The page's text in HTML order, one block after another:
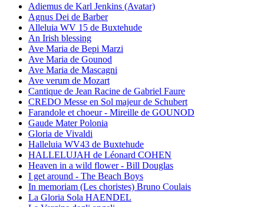
Adiemus de Karl Jenkins (Avatar)
Agnus Dei de Barber
Alleluia WV 15 de Buxtehude
An Irish blessing
Ave Maria de Bepi Marzi
Ave Maria de Gounod
Ave Maria de Mascagni
Ave verum de Mozart
Cantique de Jean Racine de Gabriel Faure
CREDO Messe en Sol majeur de Schubert
Farandole et choeur - Mireille de GOUNOD
Gaude Mater Polonia
Gloria de Vivaldi
Halleluia WV43 de Buxtehude
HALLELUJAH de Léonard COHEN
Heaven in a wild flower - Bill Douglas
I get around - The Beach Boys
In memoriam (Les choristes) Bruno Coulais
La Gloria Sola HAENDEL